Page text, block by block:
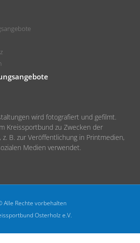
wird fotografiert und gefilmt.
Kreissportbund zu Zwecken der
B. zur Veröffentlichung in Printmedien,
Medien verwendet.
Alle Rechte vorbehalten
Osterholz e.V.